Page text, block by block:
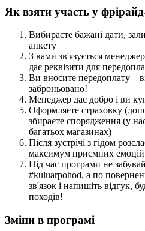
Як взяти участь у
Вибираєте бажані дати,
анкету
З вами зв'язується
дає реквізити для
Ви вносите передоплату –
заброньовано!
Менеджер дає добро і ви
Оформляєте страховку
збираєте спорядження (у
багатьох магазинах)
Після зустрічі з гідом
максимум приємних емоцій
Під час програми не
#kuluarpohod, а по
зв'язок і напишіть відгук,
походів!
Зміни в програмі